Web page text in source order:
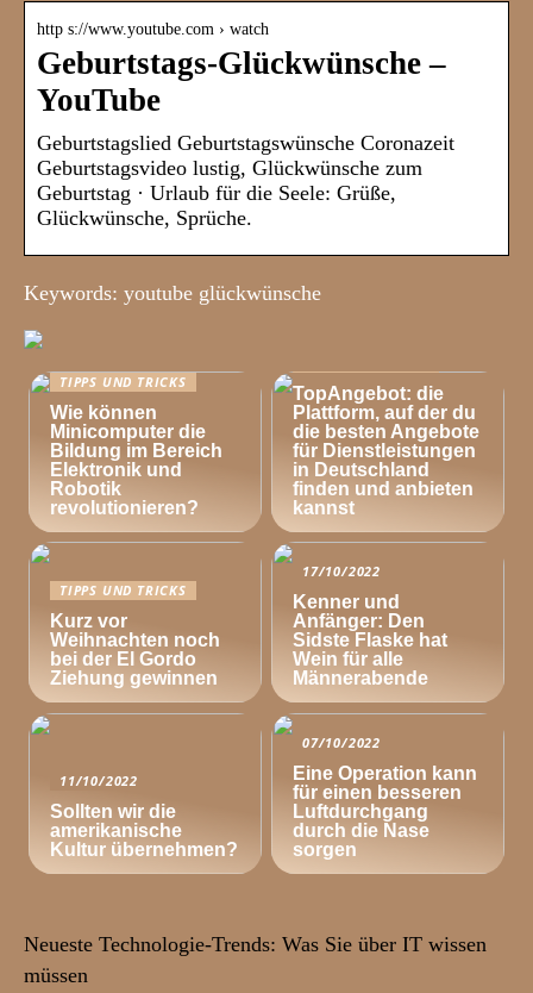
http s://www.youtube.com › watch
Geburtstags-Glückwünsche –
YouTube
Geburtstagslied Geburtstagswünsche Coronazeit
Geburtstagsvideo lustig, Glückwünsche zum
Geburtstag · Urlaub für die Seele: Grüße,
Glückwünsche, Sprüche.
Keywords: youtube glückwünsche
TIPPS UND TRICKS
Wie können
Minicomputer die
Bildung im Bereich
Elektronik und
Robotik
revolutionieren?
TopAngebot: die
Plattform, auf der du
die besten Angebote
für Dienstleistungen
in Deutschland
finden und anbieten
kannst
TIPPS UND TRICKS
Kurz vor
Weihnachten noch
bei der El Gordo
Ziehung gewinnen
17/10/2022
Kenner und
Anfänger: Den
Sidste Flaske hat
Wein für alle
Männerabende
11/10/2022
Sollten wir die
amerikanische
Kultur übernehmen?
07/10/2022
Eine Operation kann
für einen besseren
Luftdurchgang
durch die Nase
sorgen
Neueste Technologie-Trends: Was Sie über IT wissen
müssen